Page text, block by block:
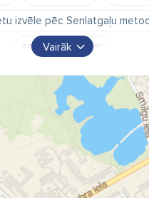
izvēle pēc Senlatgaļu
saimniecības ēku
vidi novērtējums
Vairāk